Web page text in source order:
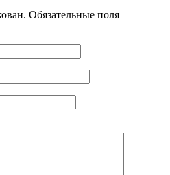
Обязательные поля